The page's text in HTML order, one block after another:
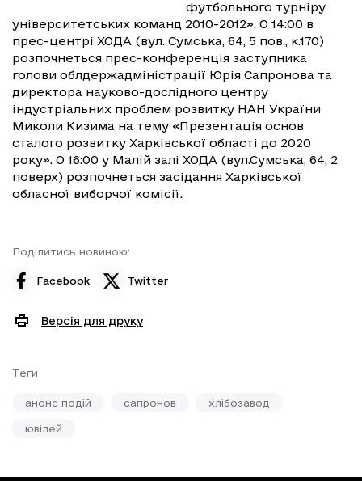
футбольного турніру
університетських команд 2010-2012». О 14:00 в
прес-центрі ХОДА (вул. Сумська, 64, 5 пов., к.170)
розпочнеться прес-конференція заступника
голови облдержадміністрації Юрія Сапронова та
директора науково-дослідного центру
індустріальних проблем розвитку НАН України
Миколи Кизима на тему «Презентація основ
сталого розвитку Харківської області до 2020
року». О 16:00 у Малій залі ХОДА (вул.Сумська, 64, 2
поверх) розпочнеться засідання Харківської
обласної виборчої комісії.
Поділитись новиною:
Facebook Twitter
Версія для друку
Теги
анонс подій сапронов хлібозавод
ювілей